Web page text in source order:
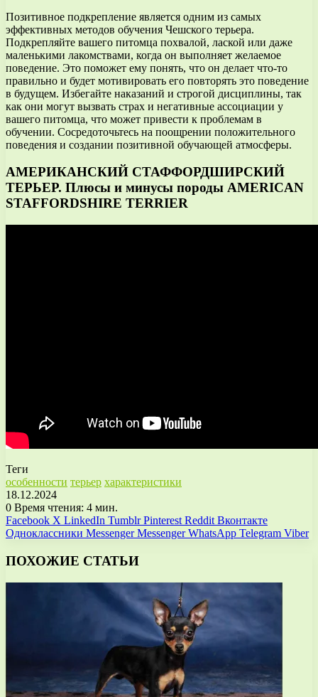
Позитивное подкрепление является одним из самых
эффективных методов обучения Чешского терьера.
Подкрепляйте вашего питомца похвалой, лаской или даже
маленькими лакомствами, когда он выполняет желаемое
поведение. Это поможет ему понять, что он делает что-то
правильно и будет мотивировать его повторять это поведение
в будущем. Избегайте наказаний и строгой дисциплины, так
как они могут вызвать страх и негативные ассоциации у
вашего питомца, что может привести к проблемам в
обучении. Сосредоточьтесь на поощрении положительного
поведения и создании позитивной обучающей атмосферы.
АМЕРИКАНСКИЙ СТАФФОРДШИРСКИЙ
ТЕРЬЕР. Плюсы и минусы породы AMERICAN
STAFFORDSHIRE TERRIER
Теги
особенности терьер характеристики
18.12.2024
0 Время чтения: 4 мин.
Facebook X LinkedIn Tumblr Pinterest Reddit Вконтакте
Одноклассники Messenger Messenger WhatsApp Telegram Viber
ПОХОЖИЕ СТАТЬИ